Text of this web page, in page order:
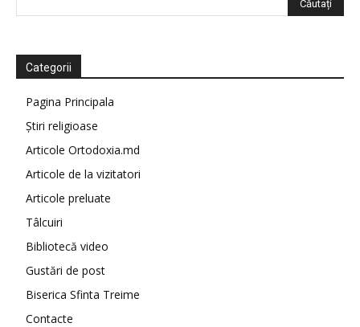
Categorii
Pagina Principala
Știri religioase
Articole Ortodoxia.md
Articole de la vizitatori
Articole preluate
Tâlcuiri
Bibliotecă video
Gustări de post
Biserica Sfinta Treime
Contacte